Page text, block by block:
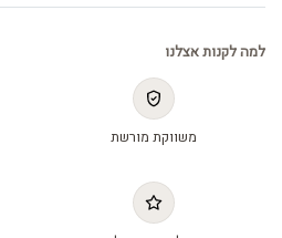
Repair
סרום
בקמטים
וטקסטורה
quantity
למה לקנות אצלנו
משווקת מורשת